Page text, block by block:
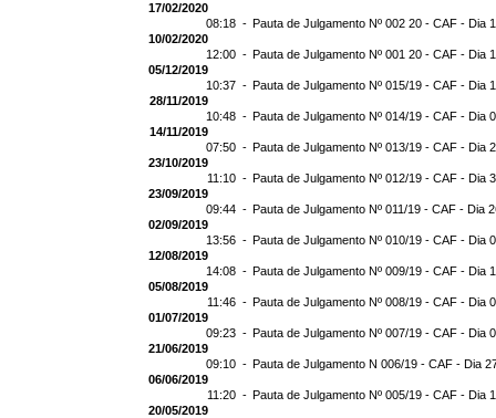
17/02/2020
08:18 - Pauta de Julgamento Nº 002 20 - CAF - Dia
10/02/2020
12:00 - Pauta de Julgamento Nº 001 20 - CAF - Dia
05/12/2019
10:37 - Pauta de Julgamento Nº 015/19 - CAF - Dia
28/11/2019
10:48 - Pauta de Julgamento Nº 014/19 - CAF - Dia
14/11/2019
07:50 - Pauta de Julgamento Nº 013/19 - CAF - Dia
23/10/2019
11:10 - Pauta de Julgamento Nº 012/19 - CAF - Dia
23/09/2019
09:44 - Pauta de Julgamento Nº 011/19 - CAF - Dia
02/09/2019
13:56 - Pauta de Julgamento Nº 010/19 - CAF - Dia
12/08/2019
14:08 - Pauta de Julgamento Nº 009/19 - CAF - Dia
05/08/2019
11:46 - Pauta de Julgamento Nº 008/19 - CAF - Dia
01/07/2019
09:23 - Pauta de Julgamento Nº 007/19 - CAF - Dia
21/06/2019
09:10 - Pauta de Julgamento N 006/19 - CAF - Dia
06/06/2019
11:20 - Pauta de Julgamento Nº 005/19 - CAF - Dia
20/05/2019